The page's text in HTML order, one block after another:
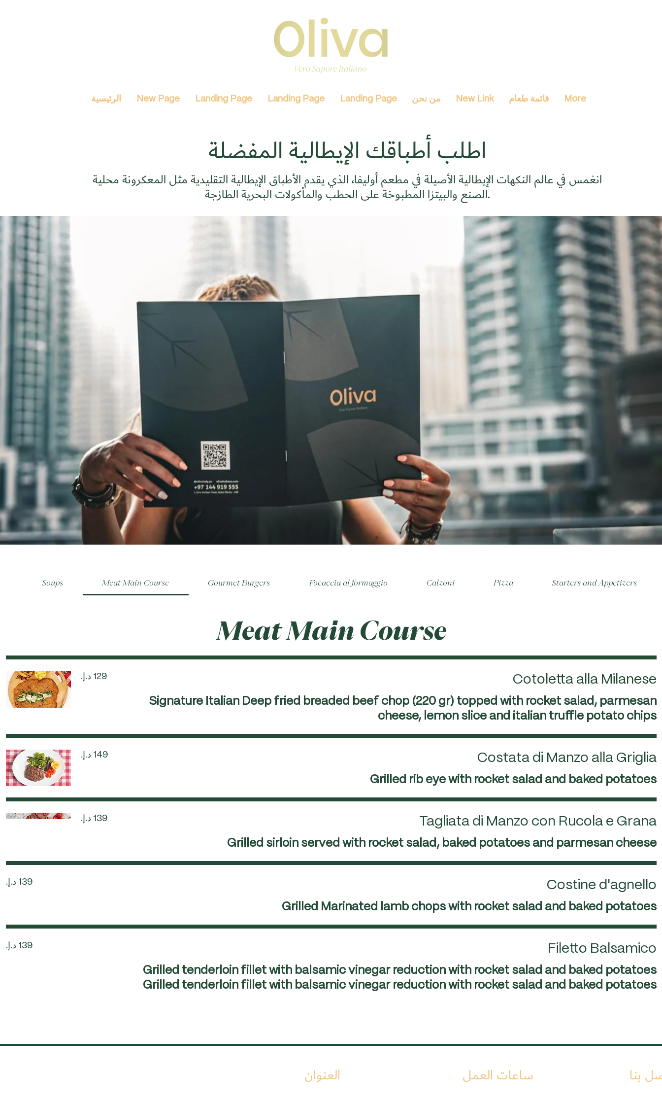
الرئيسية New Page Landing Page Landing Page Landing Page من نحن New Link قائمة طعام More
اطلب أطباقك الإيطالية المفضلة
انغمس في عالم النكهات الإيطالية الأصيلة في مطعم أوليفا، الذي يقدم الأطباق الإيطالية التقليدية مثل المعكرونة محلية
الصنع والبيتزا المطبوخة على الحطب والمأكولات البحرية الطازجة.
Starters and Appetizers
Pizza
Calzoni
Focaccia al formaggio
Gourmet Burgers
Meat Main Course
Soups
Meat Main Course
Cotoletta alla Milanese
Signature Italian Deep fried breaded beef chop (220 gr) topped with rocket salad, parmesan
cheese, lemon slice and italian truffle potato chips
Costata di Manzo alla Griglia
Grilled rib eye with rocket salad and baked potatoes
Tagliata di Manzo con Rucola e Grana
Grilled sirloin served with rocket salad, baked potatoes and parmesan cheese
Costine d'agnello
Grilled Marinated lamb chops with rocket salad and baked potatoes
Filetto Balsamico
Grilled tenderloin fillet with balsamic vinegar reduction with rocket salad and baked potatoes
العنوان ساعات العمل بنا